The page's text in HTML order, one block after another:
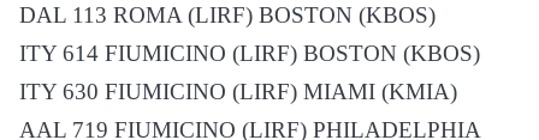
DAL 113 ROMA (LIRF) BOSTON (KBOS)
ITY 614 FIUMICINO (LIRF) BOSTON (KBOS)
ITY 630 FIUMICINO (LIRF) MIAMI (KMIA)
AAL 719 FIUMICINO (LIRF) PHILADELPHIA